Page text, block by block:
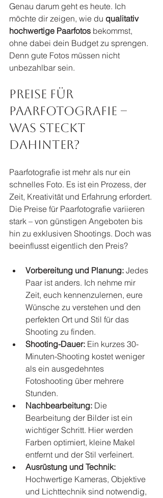
Genau darum geht es heute. Ich
möchte dir zeigen, wie du qualitativ
hochwertige Paarfotos bekommst,
ohne dabei dein Budget zu sprengen.
Denn gute Fotos müssen nicht
unbezahlbar sein.
Preise für
Paarfotografie –
was steckt
dahinter?
Paarfotografie ist mehr als nur ein
schnelles Foto. Es ist ein Prozess, der
Zeit, Kreativität und Erfahrung erfordert.
Die Preise für Paarfotografie variieren
stark – von günstigen Angeboten bis
hin zu exklusiven Shootings. Doch was
beeinflusst eigentlich den Preis?
Vorbereitung und Planung: Jedes
Paar ist anders. Ich nehme mir
Zeit, euch kennenzulernen, eure
Wünsche zu verstehen und den
perfekten Ort und Stil für das
Shooting zu finden.
Shooting-Dauer: Ein kurzes 30-
Minuten-Shooting kostet weniger
als ein ausgedehntes
Fotoshooting über mehrere
Stunden.
Nachbearbeitung: Die
Bearbeitung der Bilder ist ein
wichtiger Schritt. Hier werden
Farben optimiert, kleine Makel
entfernt und der Stil verfeinert.
Ausrüstung und Technik:
Hochwertige Kameras, Objektive
und Lichttechnik sind notwendig,